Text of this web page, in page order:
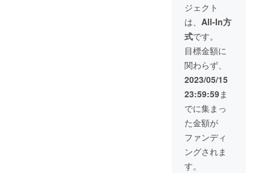
方
法】：
冷蔵・
配便
【保存
方
法】：
冷蔵便
の場
合：中
身を確
認後す
ぐにチ
ルド室
(0~3℃)
で保存
なら
「冷凍
便」で
の配送
方法を
オスス
メしま
す。発
日時を
ご確認
の上、
ご希望
の配送
方法を
ご選択
のどれ
か１種
類）２
００g
【６月
分（6月
22日発
送予
定）】
：サー
ロイン
ステー
キ２０
０g・モ
モ肉の
スライ
０g・モ
モ肉の
スライ
ス（ウ
チモ
モ）４
００g・
焼肉用
バラ肉
（カイ
ノミ・
ササバ
ラ・タ
テバ
ラ・
ショー
ジェクト
は、 All-In方
式です。
目標金額に
関わらず、
2023/05/15
23:59:59ま
でに集まっ
た金額が
ファンディ
ングされま
す。